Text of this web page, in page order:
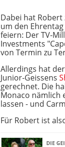
Dabei hat
um den
feiern: Der TV-
Investments
von Termin zu
Allerdings hat
Junior-Geissens
gerechnet. Die
Monaco nämlich
lassen - und
Für Robert ist
DIE